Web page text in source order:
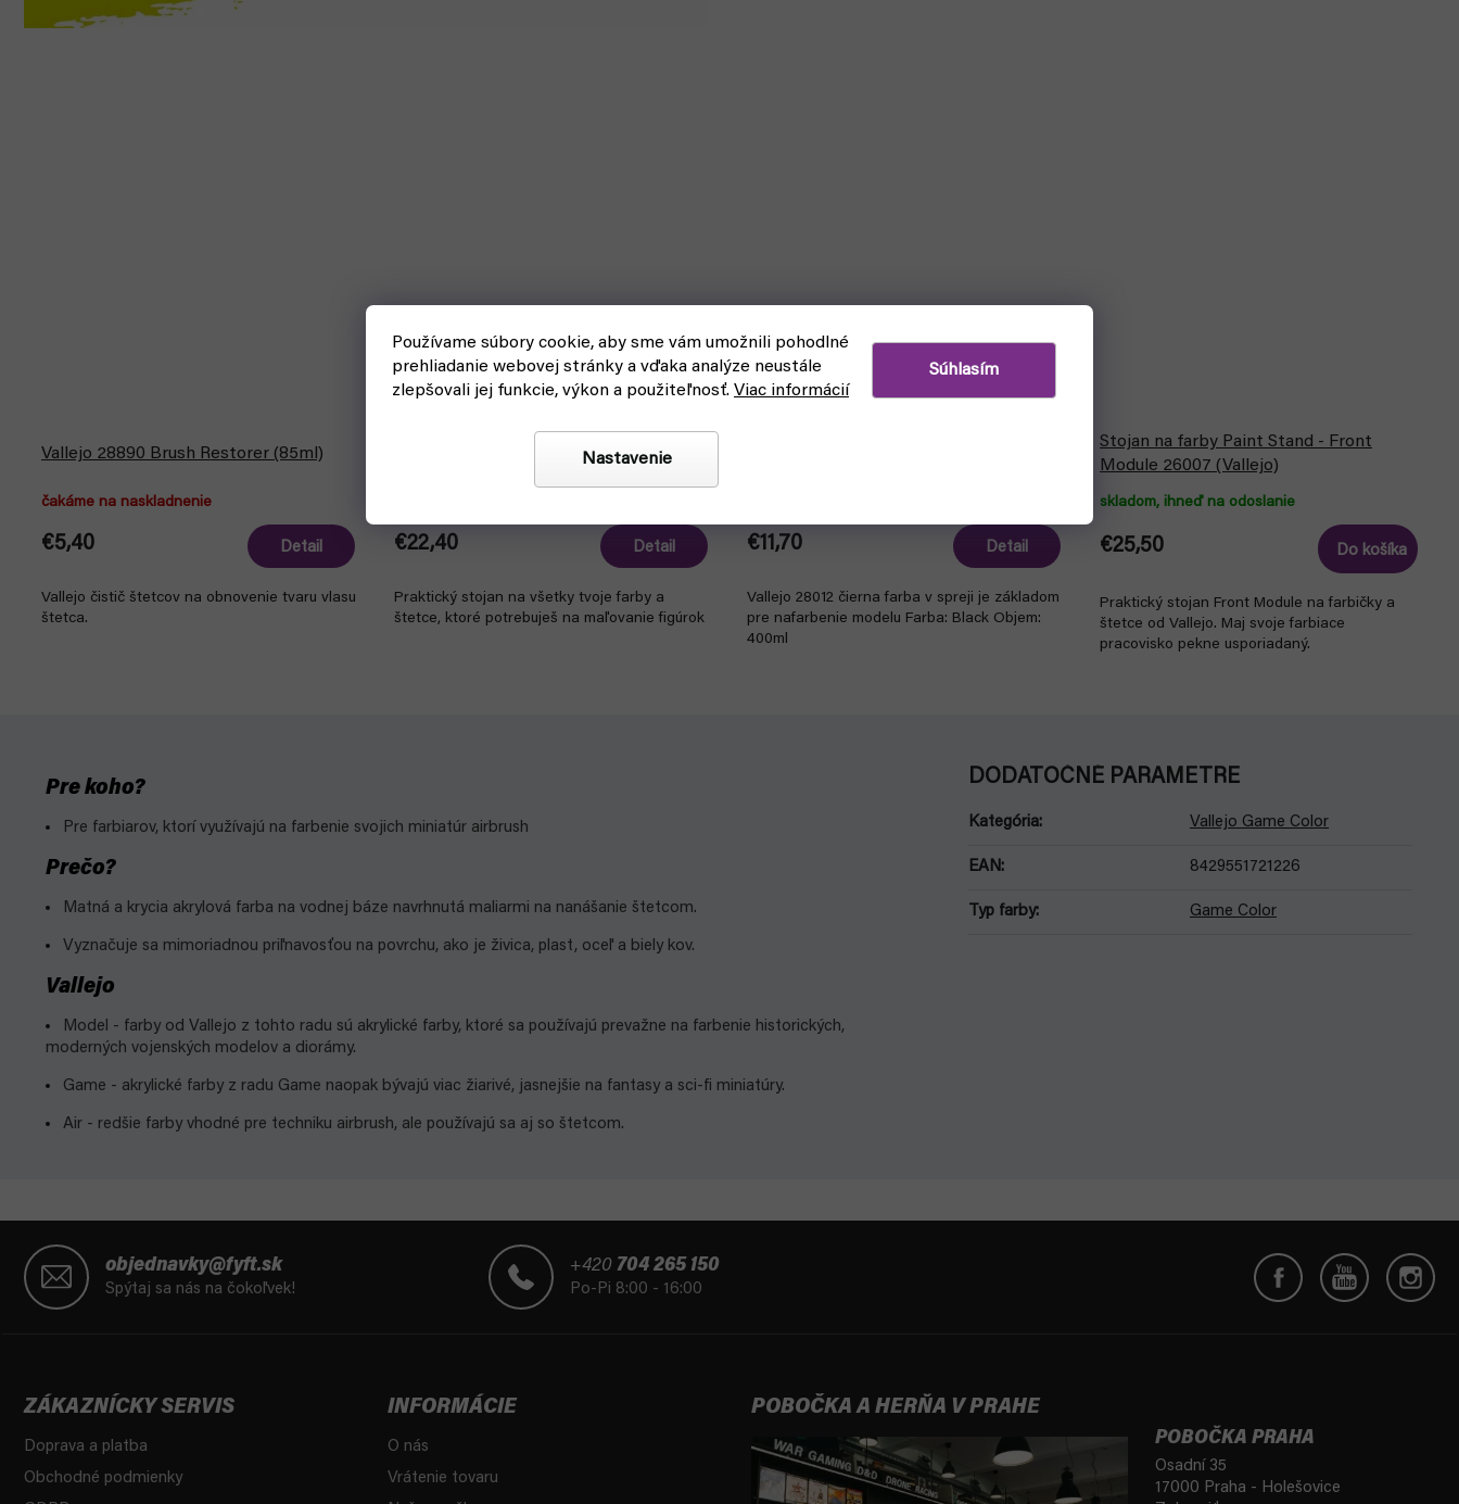
Používame súbory cookie, aby sme vám umožnili pohodlné
prehliadanie webovej stránky a vďaka analýze neustále
zlepšovali jej funkcie, výkon a použiteľnosť. Viac informácií
Nastavenie
Súhlasím
Vallejo 28890 Brush Restorer (85ml)
čakáme na naskladnenie
€5,40 Detail
Vallejo čistič štetcov na obnovenie tvaru vlasu
štetca.
Paint mod. 26008 (Vallejo)
€22,40 Detail
Praktický stojan na všetky tvoje farby a
štetce, ktoré potrebuješ na maľovanie figúrok
€11,70 Detail
Vallejo 28012 čierna farba v spreji je základom
pre nafarbenie modelu Farba: Black Objem:
400ml
Stojan na farby Paint Stand - Front
Module 26007 (Vallejo)
skladom, ihneď na odoslanie
€25,50 Do košíka
Praktický stojan Front Module na farbičky a
štetce od Vallejo. Maj svoje farbiace
pracovisko pekne usporiadaný.
Pre koho?
Pre farbiarov, ktorí využívajú na farbenie svojich miniatúr airbrush
Prečo?
Matná a krycia akrylová farba na vodnej báze navrhnutá maliarmi na nanášanie štetcom.
Vyznačuje sa mimoriadnou priľnavosťou na povrchu, ako je živica, plast, oceľ a biely kov.
Vallejo
Model - farby od Vallejo z tohto radu sú akrylické farby, ktoré sa používajú prevažne na farbenie historických,
moderných vojenských modelov a diorámy.
Game - akrylické farby z radu Game naopak bývajú viac žiarivé, jasnejšie na fantasy a sci-fi miniatúry.
Air - redšie farby vhodné pre techniku airbrush, ale používajú sa aj so štetcom.
DODATOČNÉ PARAMETRE
Kategória: Vallejo Game Color
EAN: 8429551721226
Typ farby: Game Color
objednavky@fyft.sk
Spýtaj sa nás na čokoľvek!
+420 704 265 150
Po-Pi 8:00 - 16:00
ZÁKAZNÍCKY SERVIS
Doprava a platba
Obchodné podmienky
INFORMÁCIE
O nás
Vrátenie tovaru
POBOČKA A HERŇA V PRAHE
POBOČKA PRAHA
Osadní 35
17000 Praha - Holešovice